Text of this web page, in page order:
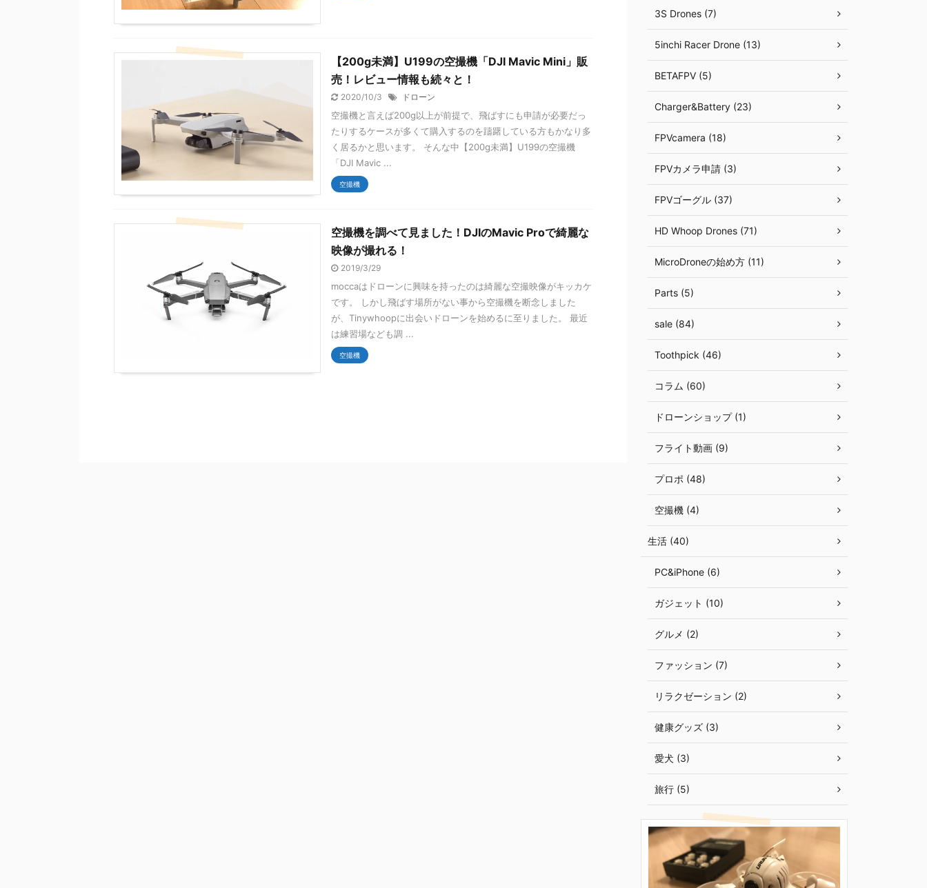
【200g未満】U199の空撮機「DJI Mavic Mini」販
売！レビュー情報も続々と！
2020/10/3 ドローン
空撮機と言えば200g以上が前提で、飛ばすにも申請が必要だっ
たりするケースが多くて購入するのを躊躇している方もかなり多
く居るかと思います。 そんな中【200g未満】U199の空撮機
「DJI Mavic ...
空撮機
空撮機を調べて見ました！DJIのMavic Proで綺麗な
映像が撮れる！
2019/3/29
moccaはドローンに興味を持ったのは綺麗な空撮映像がキッカケ
です。 しかし飛ばす場所がない事から空撮機を断念しました
が、Tinywhoopに出会いドローンを始めるに至りました。 最近
は練習場なども調 ...
空撮機
3S Drones (7)
5inchi Racer Drone (13)
BETAFPV (5)
Charger&Battery (23)
FPVcamera (18)
FPVカメラ申請 (3)
FPVゴーグル (37)
HD Whoop Drones (71)
MicroDroneの始め方 (11)
Parts (5)
sale (84)
Toothpick (46)
コラム (60)
ドローンショップ (1)
フライト動画 (9)
プロポ (48)
空撮機 (4)
生活 (40)
PC&iPhone (6)
ガジェット (10)
グルメ (2)
ファッション (7)
リラクゼーション (2)
健康グッズ (3)
愛犬 (3)
旅行 (5)